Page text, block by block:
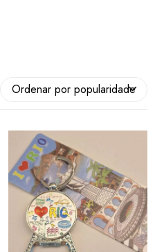
Ordenar por popularidade